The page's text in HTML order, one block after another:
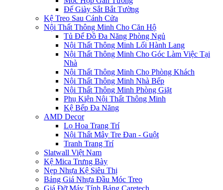
Đế Giày Sắt Bắt Tường
Kệ Treo Sau Cánh Cửa
Nội Thất Thông Minh Cho Căn Hộ
Tủ Để Đồ Đa Năng Phòng Ngủ
Nội Thất Thông Minh Lối Hành Lang
Nội Thất Thông Minh Cho Góc Làm Việc Tại
Nhà
Nội Thất Thông Minh Cho Phòng Khách
Nội Thất Thông Minh Nhà Bếp
Nội Thất Thông Minh Phòng Giặt
Phụ Kiện Nội Thất Thông Minh
Kệ Bếp Đa Năng
AMD Decor
Lọ Hoa Trang Trí
Nội Thất Mây Tre Đan - Guột
Tranh Trang Trí
Slatwall Việt Nam
Kệ Mica Trưng Bày
Nẹp Nhựa Kệ Siêu Thị
Bảng Giá Nhựa Đầu Móc Treo